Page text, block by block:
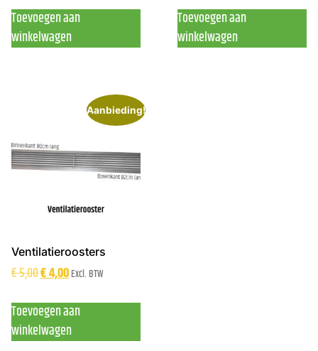
Toevoegen aan
winkelwagen
Toevoegen aan
winkelwagen
Aanbieding!
Ventilatieroosters
€5,00€4,00Excl. BTW
Toevoegen aan
winkelwagen